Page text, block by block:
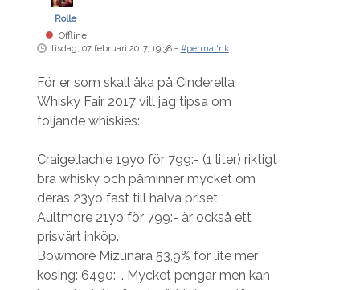
Rolle
Offline
tisdag, 07 februari 2017, 19:38 - #permal'nk
För er som skall åka på Cinderella
Whisky Fair 2017 vill jag tipsa om
följande whiskies:
Craigellachie 19yo för 799:- (1 liter) riktigt
bra whisky och påminner mycket om
deras 23yo fast till halva priset
Aultmore 21yo för 799:- är också ett
prisvärt inköp.
Bowmore Mizunara 53,9% för lite mer
kosing: 6490:-. Mycket pengar men kan